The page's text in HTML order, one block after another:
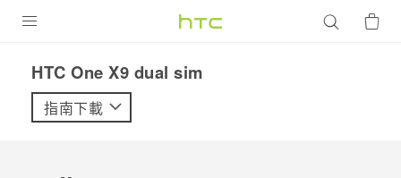
VIVE
HTC One X9 dual sim‎
指南下載